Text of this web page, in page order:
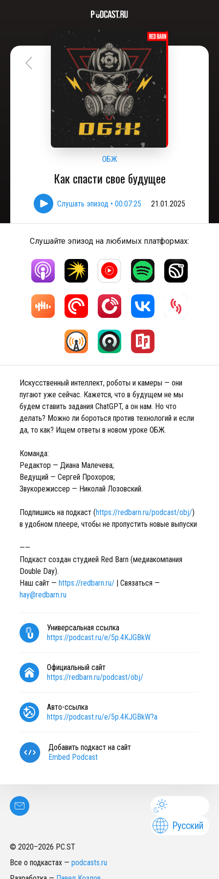
ОБЖ
Как спасти свое будущее
Слушать эпизод • 00:07:25 21.01.2025
Слушайте эпизод на любимых платформах:
Искусственный интеллект, роботы и камеры — они
пугают уже сейчас. Кажется, что в будущем не мы
будем ставить задания ChatGPT, а он нам. Но что
делать? Можно ли бороться против технологий и если
да, то как? Ищем ответы в новом уроке ОБЖ.
Команда:
Редактор — Диана Малечева;
Ведущий — Сергей Прохоров;
Звукорежиссер — Николай Лозовский.
Подпишись на подкаст (https://redbarn.ru/podcast/obj/)
в удобном плеере, чтобы не пропустить новые выпуски
——
Подкаст создан студией Red Barn (медиакомпания
Double Day).
Наш сайт — https://redbarn.ru/ | Связаться —
hay@redbarn.ru
Универсальная ссылка
https://podcast.ru/e/5p.4KJGBkW
Официальный сайт
https://redbarn.ru/podcast/obj/
Авто-ссылка
https://podcast.ru/e/5p.4KJGBkW?a
Добавить подкаст на сайт
Embed Podcast
Русский
© 2020–2026 PC.ST
Все о подкастах — podcasts.ru